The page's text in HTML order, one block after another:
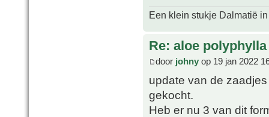
Een klein stukje Dalmatië
Re: aloe polyphylla
door johny op 19 jan 2022
update van de
gekocht.
Heb er nu 3 van dit